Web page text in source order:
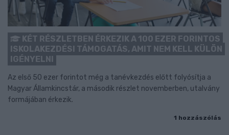
KÉT RÉSZLETBEN ÉRKEZIK A 100 EZER FORINTOS
ISKOLAKEZDÉSI TÁMOGATÁS, AMIT NEM KELL KÜLÖN
IGÉNYELNI
Az első 50 ezer forintot még a tanévkezdés előtt folyósítja a
Magyar Államkincstár, a második részlet novemberben, utalvány
formájában érkezik.
1 hozzászólás